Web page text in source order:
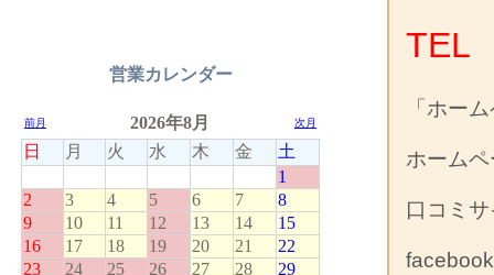
TEL
「ホー
ホーム
口コミ
営業カレンダー